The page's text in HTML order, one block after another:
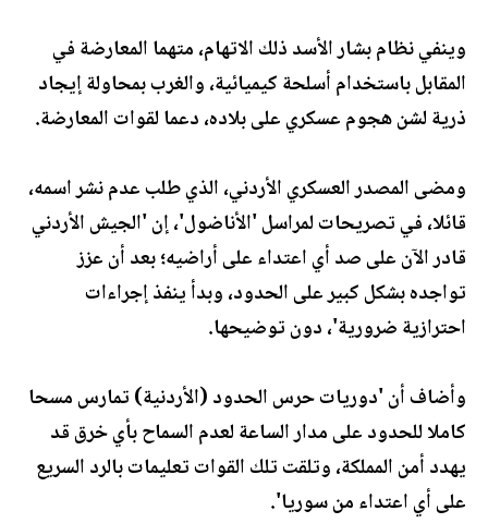
وينفي نظام بشار الأسد ذلك الاتهام، متهما المعارضة في
المقابل باستخدام أسلحة كيميائية، والغرب بمحاولة إيجاد
ذرية لشن هجوم عسكري على بلاده، دعما لقوات المعارضة.
ومضى المصدر العسكري الأردني، الذي طلب عدم نشر اسمه،
قائلا، في تصريحات لمراسل 'الأناضول'، إن 'الجيش الأردني
قادر الآن على صد أي اعتداء على أراضيه؛ بعد أن عزز
تواجده بشكل كبير على الحدود، وبدأ ينفذ إجراءات
احترازية ضرورية'، دون توضيحها.
وأضاف أن 'دوريات حرس الحدود (الأردنية) تمارس مسحا
كاملا للحدود على مدار الساعة لعدم السماح بأي خرق قد
يهدد أمن المملكة، وتلقت تلك القوات تعليمات بالرد السريع
على أي اعتداء من سوريا'.